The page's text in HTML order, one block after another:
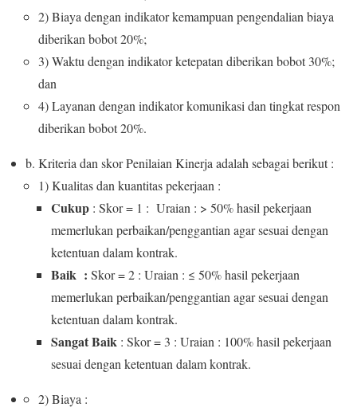
2) Biaya dengan indikator kemampuan pengendalian biaya
diberikan bobot 20%;
3) Waktu dengan indikator ketepatan diberikan bobot 30%;
dan
4) Layanan dengan indikator komunikasi dan tingkat respon
diberikan bobot 20%.
b. Kriteria dan skor Penilaian Kinerja adalah sebagai berikut :
1) Kualitas dan kuantitas pekerjaan :
Cukup : Skor = 1 : Uraian : > 50% hasil pekerjaan
memerlukan perbaikan/penggantian agar sesuai dengan
ketentuan dalam kontrak.
Baik : Skor = 2 : Uraian : ≤ 50% hasil pekerjaan
memerlukan perbaikan/penggantian agar sesuai dengan
ketentuan dalam kontrak.
Sangat Baik : Skor = 3 : Uraian : 100% hasil pekerjaan
sesuai dengan ketentuan dalam kontrak.
2) Biaya :